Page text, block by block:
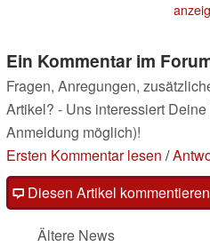
Ein Kommentar im
Fragen, Anregungen,
Artikel? - Uns interessiert
Anmeldung möglich)!
Ersten Kommentar lesen /
Diesen Artikel
Ältere News